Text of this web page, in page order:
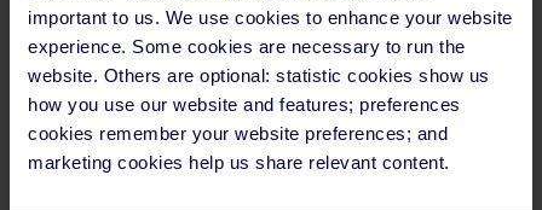
important to us. We use cookies to enhance your website
experience. Some cookies are necessary to run the
website. Others are optional: statistic cookies show us
how you use our website and features; preferences
cookies remember your website preferences; and
marketing cookies help us share relevant content.
Observa cómo SiteMinder brinda ingresos
imbatibles a tu negocio hotelero